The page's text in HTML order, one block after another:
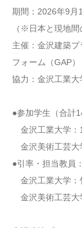
期間：2026年9月
（※日本と現地間
主催：金沢建築
フォーム（GAP）
協力：金沢工業
●参加学生（合計
金沢工業大学：
金沢美術工芸大
●引率・担当教員：
金沢工業大学：
金沢美術工芸大